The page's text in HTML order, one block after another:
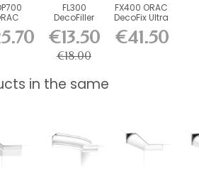
290
ml
FL300
DecoFiller
€13.50
€18.00
FX400 ORAC
DecoFix Ultra
€41.50
in the same